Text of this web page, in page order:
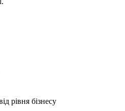
рівня бізнесу